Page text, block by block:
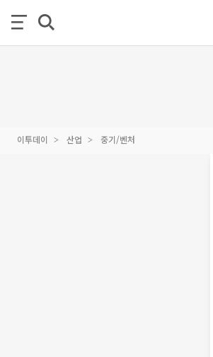
이투데이 산업 중기/벤처